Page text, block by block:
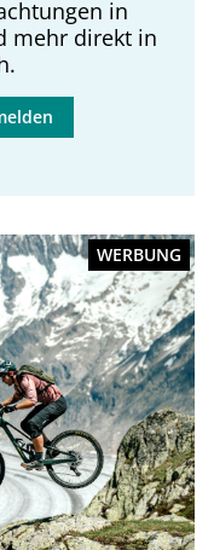
in
mehr direkt in
WERBUNG